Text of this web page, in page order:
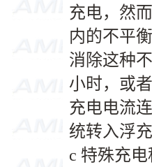
充电，然
内的不平
消除这种
小时，或
充电电流
统转入浮充
c 特殊充电